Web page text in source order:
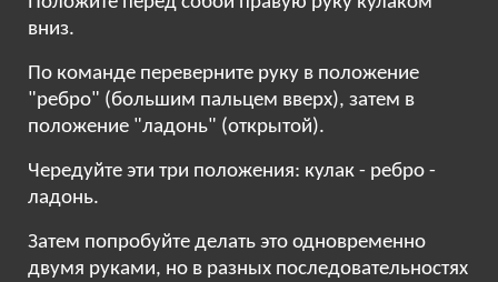
вниз.
По команде переверните руку в положение
"ребро" (большим пальцем вверх), затем в
положение "ладонь" (открытой).
Чередуйте эти три положения: кулак - ребро -
ладонь.
Затем попробуйте делать это одновременно
двумя руками, но в разных последовательностях